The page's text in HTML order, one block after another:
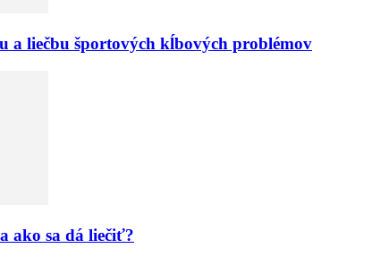
a liečbu športových kĺbových problémov
ako sa dá liečiť?